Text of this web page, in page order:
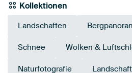
Kollektionen
Landschaften
Schnee Wolken &
Naturfotografie